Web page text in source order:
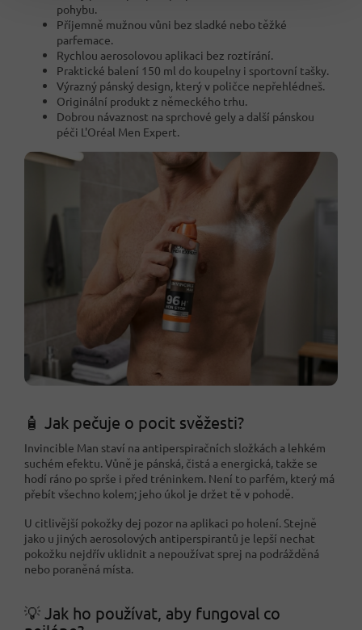
pohybu.
Příjemně mužnou vůni bez sladké nebo těžké
parfemace.
Rychlou aerosolovou aplikaci bez roztírání.
Praktické balení 150 ml do koupelny i sportovní tašky.
Výrazný pánský design, který v poličce nepřehlédneš.
Originální produkt z německého trhu.
Dobrou návaznost na sprchové gely a další pánskou
péči L'Oréal Men Expert.
🧴 Jak pečuje o pocit svěžesti?
Invincible Man staví na antiperspiračních složkách a lehkém
suchém efektu. Vůně je pánská, čistá a energická, takže se
hodí ráno po sprše i před tréninkem. Není to parfém, který má
přebít všechno kolem; jeho úkol je držet tě v pohodě.
U citlivější pokožky dej pozor na aplikaci po holení. Stejně
jako u jiných aerosolových antiperspirantů je lepší nechat
pokožku nejdřív uklidnit a nepoužívat sprej na podrážděná
nebo poraněná místa.
💡 Jak ho používat, aby fungoval co